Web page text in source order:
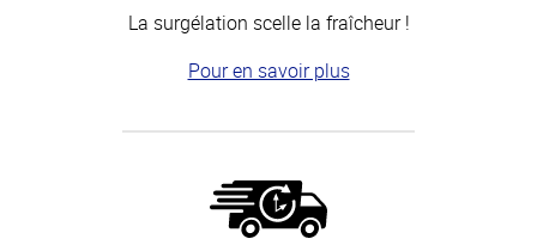
La surgélation scelle la fraîcheur !
Pour en savoir plus